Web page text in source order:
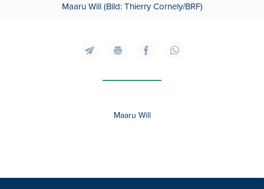
Maaru Will (Bild: Thierry Cornely/BRF)
Maaru Will